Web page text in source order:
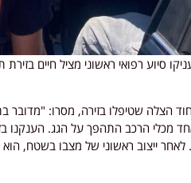
סיוע רפואי ראשוני מציל חיים
הצלה שטיפלו בזירה, מסרו: "מדובר
הרכב התהפך על הגג. הענקנו
בינוני. לאחר ייצוב ראשוני של מצבו